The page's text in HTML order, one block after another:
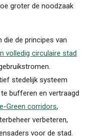
groter de noodzaak
die de principes van
volledig circulaire stad
stedelijk systeem
bufferen en vertraagd
Green corridors,
verbeteren,
voor de stad.